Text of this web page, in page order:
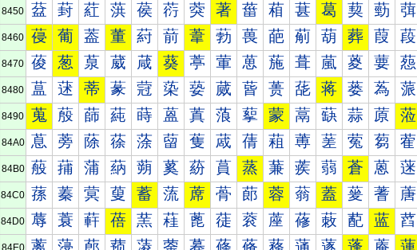
8450 葐 葑 葒 葓 葔 葕 葖 著 葘 葙 葚 葛 葜 葝 葞
8460 葠 葡 葢 董 葤 葥 葦 葧 葨 葩 葪 葫 葬 葭 葮
8470 葰 葱 葲 葳 葴 葵 葶 葷 葸 葹 葺 葻 葼 葽 葾
8480 蒀 蒁 蒂 蒃 蒄 蒅 蒆 蒇 蒈 蒉 蒊 蒋 蒌 蒍 蒎
8490 蒐 蒑 蒒 蒓 蒔 蒕 蒖 蒗 蒘 蒙 蒚 蒛 蒜 蒝 蒞
84A0 蒠 蒡 蒢 蒣 蒤 蒥 蒦 蒧 蒨 蒩 蒪 蒫 蒬 蒭 蒮
84B0 蒰 蒱 蒲 蒳 蒴 蒵 蒶 蒷 蒸 蒹 蒺 蒻 蒼 蒽 蒾
84C0 蓀 蓁 蓂 蓃 蓄 蓅 蓆 蓇 蓈 蓉 蓊 蓋 蓌 蓍 蓎
84D0 蓐 蓑 蓒 蓓 蓔 蓕 蓖 蓗 蓘 蓙 蓚 蓛 蓜 蓝 蓞
84E0 蓠 蓡 蓢 蓣 蓤 蓥 蓦 蓧 蓨 蓩 蓪 蓫 蓬 蓭 蓮